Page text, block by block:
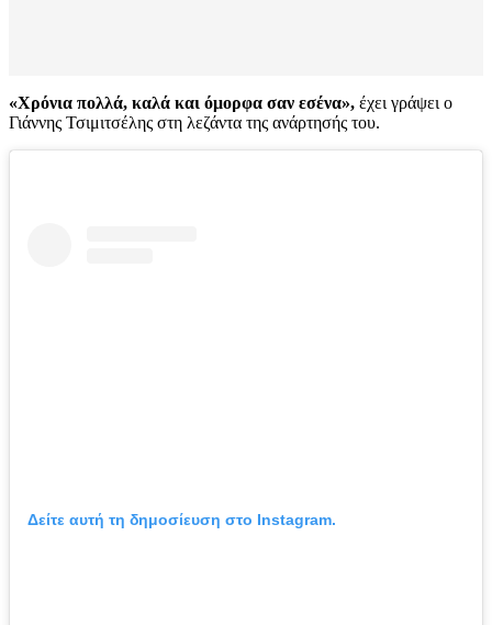
«Χρόνια πολλά, καλά και όμορφα σαν εσένα», έχει γράψει ο
Γιάννης Τσιμιτσέλης στη λεζάντα της ανάρτησής του.
Δείτε αυτή τη δημοσίευση στο Instagram.